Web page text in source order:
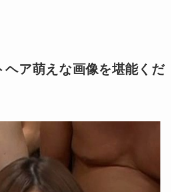
ヘア萌えな画像を堪能くだ